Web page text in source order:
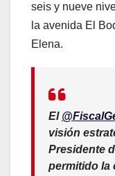
seis y nueve
la avenida El
Elena.
El
visión
Presidente
permitido la